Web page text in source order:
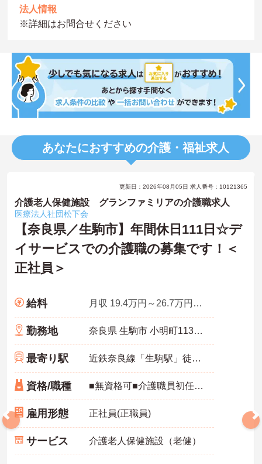
法人情報
※詳細はお問合せください
あなたにおすすめの介護・福祉求人
更新日：2026年08月05日 求人番号：10121365
介護老人保健施設 グランファミリアの介護職求人
医療法人社団松下会
【奈良県／生駒市】年間休日111日☆デ
イサービスでの介護職の募集です！＜
正社員＞
給料 月収 19.4万円～26.7万円程度
勤務地 奈良県 生駒市 小明町1130-111
最寄り駅 近鉄奈良線「生駒駅」徒歩21分
資格/職種 ■無資格可■介護職員初任者研修（ヘルパー2級）以上、介護福祉士 いずれかあれば尚可■経験1年以上■普通自動車運転免許（AT限定可）
雇用形態 正社員(正職員)
サービス 介護老人保健施設（老健）